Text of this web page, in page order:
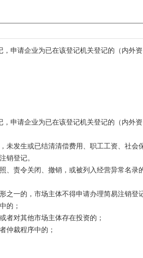
申请企业为已在该登记机关登记的（内外
申请企业为已在该登记机关登记的（内
未发生或已结清清偿费用、职工工资、社
销登记。
、责令关闭、撤销，或被列入经营异常名
之一的，市场主体不得申请办理简易注销登
的；
者对其他市场主体存在投资的；
仲裁程序中的；